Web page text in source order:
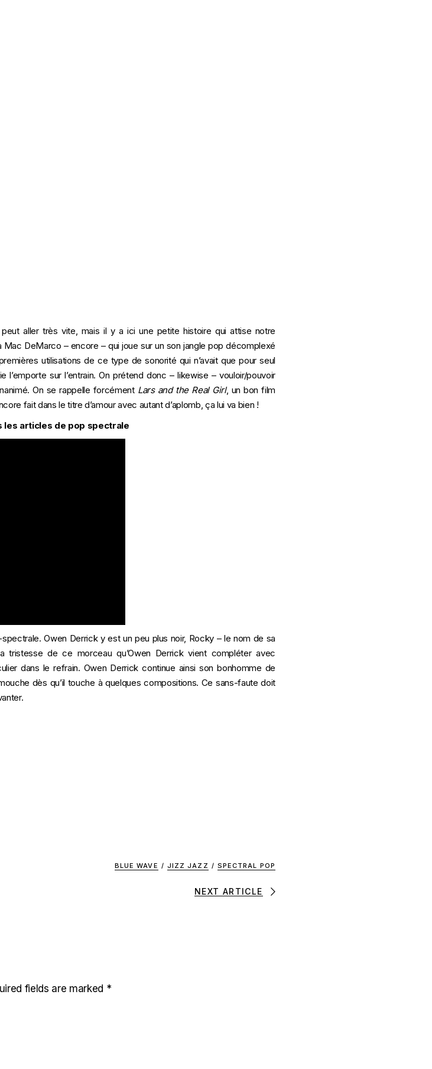
aller très vite, mais il y a ici une petite histoire qui attise notre
Mac DeMarco – encore – qui joue sur un son jangle pop décomplexé
utilisations de ce type de sonorité qui n’avait que pour seul
sur l’entrain. On prétend donc – likewise – vouloir/pouvoir
On se rappelle forcément Lars and the Real Girl, un bon film
fait dans le titre d’amour avec autant d’aplomb, ça lui va bien !
les articles de pop spectrale
Owen Derrick y est un peu plus noir, Rocky – le nom de sa
tristesse de ce morceau qu’Owen Derrick vient compléter avec
dans le refrain. Owen Derrick continue ainsi son bonhomme de
dès qu’il touche à quelques compositions. Ce sans-faute doit
BLUE WAVE / JIZZ JAZZ / SPECTRAL POP
NEXT ARTICLE
fields are marked *